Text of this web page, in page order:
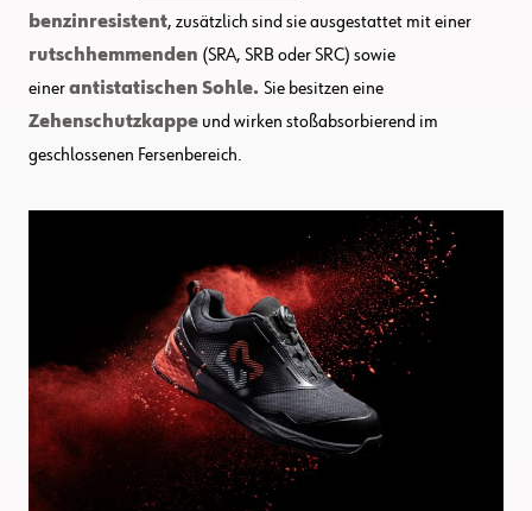
benzinresistent, zusätzlich sind sie ausgestattet mit einer
rutschhemmenden (SRA, SRB oder SRC) sowie
einerantistatischen Sohle. Sie besitzen eine
Zehenschutzkappe und wirken stoßabsorbierend im
geschlossenen Fersenbereich.